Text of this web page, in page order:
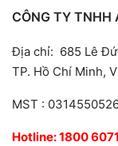
CÔNG TY TNHH
Địa chỉ: 685 Lê
TP. Hồ Chí Minh,
MST :
Hotline:1800 6071